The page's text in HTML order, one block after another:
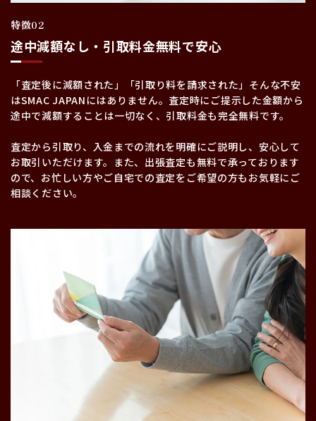
特徴02
途中減額なし・引取料金無料で安心
「査定後に減額された」「引取り料を請求された」そんな不安
はSMAC JAPANにはありません。査定時にご提示した金額から
途中で減額することは一切なく、引取料金も完全無料です。
査定から引取り、入金までの流れを明確にご説明し、安心して
お取引いただけます。また、出張査定も無料で承っております
ので、お忙しい方やご自宅での査定をご希望の方もお気軽にご
相談ください。